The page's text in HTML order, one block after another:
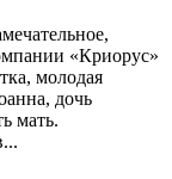
«Криорус»
молодая
дочь
мать.